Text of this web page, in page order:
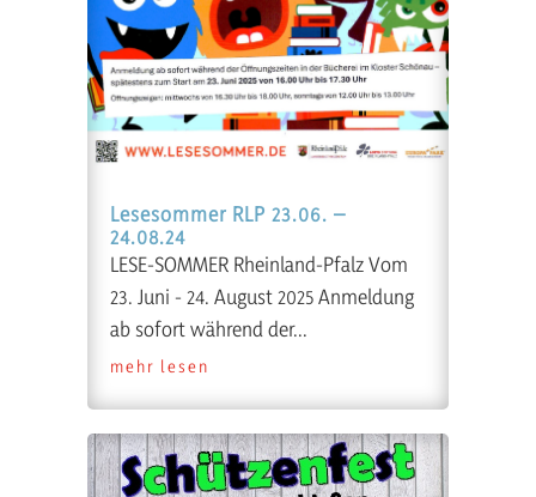
Lesesommer RLP 23.06. –
24.08.24
LESE-SOMMER Rheinland-Pfalz Vom
23. Juni - 24. August 2025 Anmeldung
ab sofort während der...
mehr lesen